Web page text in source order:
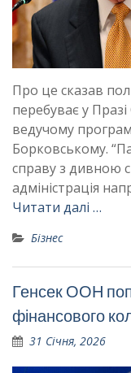
Про це сказав
перебуває у
ведучому
Борковському.
справу з дивною
адміністрація
Читати далі …
Бізнес
Генсек ООН
фінансового
31 Січня, 2026